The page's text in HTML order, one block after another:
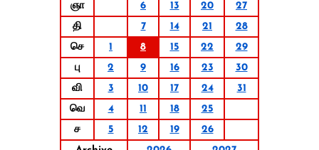
ஞா
6 13 20
27
தி
7 14 21
28
செ
1 8 15 22
29
பு
2 9 16 23
30
வி
3 10 17 24
31
வெ
4 11 18
25
ச
5 12 19
26